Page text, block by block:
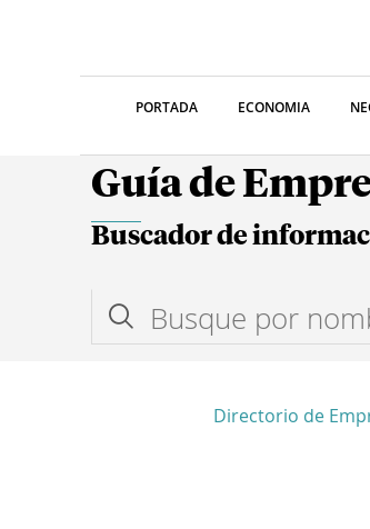
PORTADA ECONOMIA
Guía de
Buscador de
Directorio de